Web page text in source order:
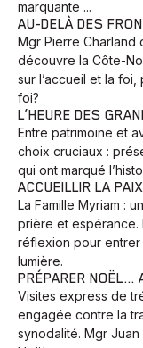
marquante ...
AU-DELÀ DES
Mgr Pierre
découvre la Côte-
sur l’accueil et la
foi?
L’HEURE DES
Entre patrimoine et
choix cruciaux :
qui ont marqué
ACCUEILLIR LA PAIX
La Famille Myriam :
prière et espérance.
réflexion pour entrer
lumière.
PRÉPARER NOËL…
Visites express de
engagée contre la
synodalité. Mgr